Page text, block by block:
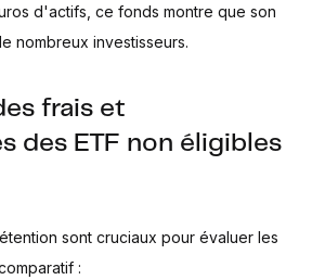
d'actifs, ce fonds montre que son
nombreux investisseurs.
frais et
des ETF non éligibles
sont cruciaux pour évaluer les
: